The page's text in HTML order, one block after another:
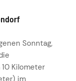
Sonntag,
Kilometer
im